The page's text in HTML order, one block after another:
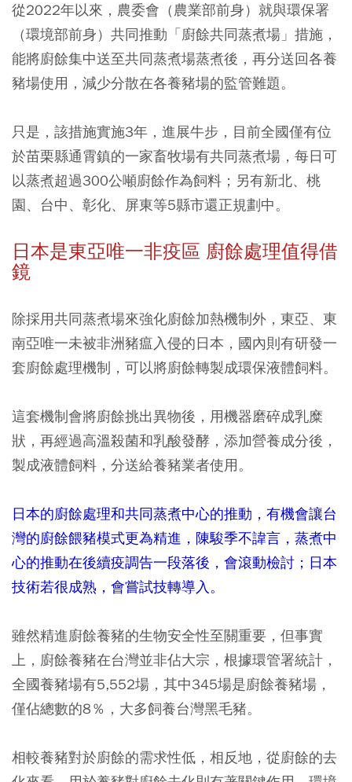
從2022年以來，農委會（農業部前身）就與環保署
（環境部前身）共同推動「廚餘共同蒸煮場」措施，
能將廚餘集中送至共同蒸煮場蒸煮後，再分送回各養
豬場使用，減少分散在各養豬場的監管難題。
只是，該措施實施3年，進展牛步，目前全國僅有位
於苗栗縣通霄鎮的一家畜牧場有共同蒸煮場，每日可
以蒸煮超過300公噸廚餘作為飼料；另有新北、桃
園、台中、彰化、屏東等5縣市還正規劃中。
日本是東亞唯一非疫區 廚餘處理值得借
鏡
除採用共同蒸煮場來強化廚餘加熱機制外，東亞、東
南亞唯一未被非洲豬瘟入侵的日本，國內則有研發一
套廚餘處理機制，可以將廚餘轉製成環保液體飼料。
這套機制會將廚餘挑出異物後，用機器磨碎成乳糜
狀，再經過高溫殺菌和乳酸發酵，添加營養成分後，
製成液體飼料，分送給養豬業者使用。
日本的廚餘處理和共同蒸煮中心的推動，有機會讓台
灣的廚餘餵豬模式更為精進，陳駿季不諱言，蒸煮中
心的推動在後續疫調告一段落後，會滾動檢討；日本
技術若很成熟，會嘗試技轉導入。
雖然精進廚餘養豬的生物安全性至關重要，但事實
上，廚餘養豬在台灣並非佔大宗，根據環管署統計，
全國養豬場有5,552場，其中345場是廚餘養豬場，
僅佔總數的8％，大多飼養台灣黑毛豬。
相較養豬對於廚餘的需求性低，相反地，從廚餘的去